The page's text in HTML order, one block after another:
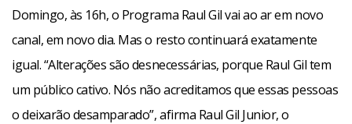
Domingo, às 16h, o Programa Raul Gil vai ao ar em novo
canal, em novo dia. Mas o resto continuará exatamente
igual. “Alterações são desnecessárias, porque Raul Gil tem
um público cativo. Nós não acreditamos que essas pessoas
o deixarão desamparado”, afirma Raul Gil Junior, o